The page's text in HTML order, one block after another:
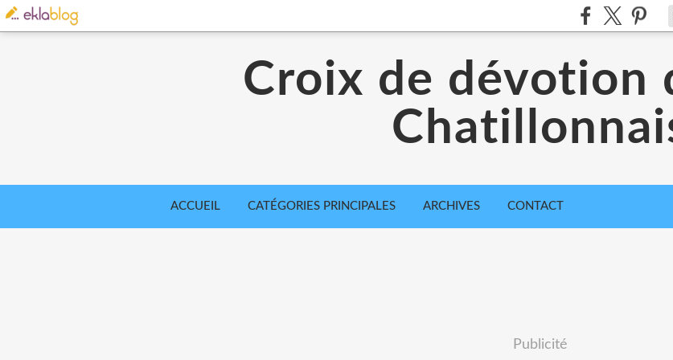
Croix de dévotion
ACCUEIL CATÉGORIES PRINCIPALES ARCHIVES CONTACT
Publicité